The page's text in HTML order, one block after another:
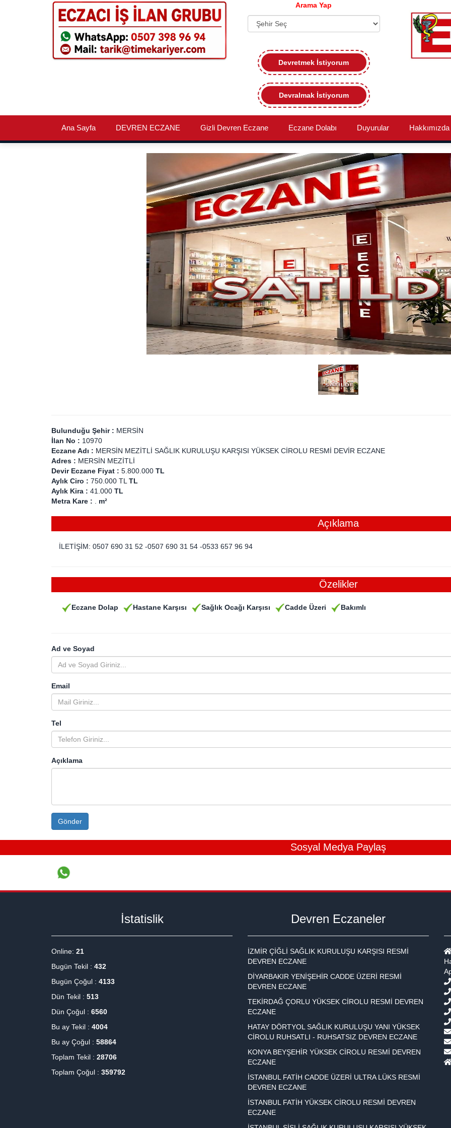
Arama Yap
Devretmek İstiyorum
Devralmak İstiyorum
Ana Sayfa DEVREN ECZANE Gizli Devren Eczane Eczane Dolabı Duyurular Hakkımızda
Bulunduğu Şehir : MERSİN
İlan No : 10970
Eczane Adı : MERSİN MEZİTLİ SAĞLIK KURULUŞU KARŞISI YÜKSEK CİROLU RESMİ DEVİR ECZANE
Adres : MERSİN MEZİTLİ
Devir Eczane Fiyat : 5.800.000 TL
Aylık Ciro : 750.000 TL TL
Aylık Kira : 41.000 TL
Metra Kare :
m²
Açıklama
İLETİŞİM: 0507 690 31 52 -0507 690 31 54 -0533 657 96 94
Özelikler
Eczane Dolap Hastane Karşısı Sağlık Ocağı Karşısı Cadde Üzeri Bakımlı
Ad ve Soyad
Email
Tel
Açıklama
Gönder
Sosyal Medya Paylaş
İstatislik
Online: 21
Bugün Tekil : 432
Bugün Çoğul : 4133
Dün Tekil : 513
Dün Çoğul : 6560
Bu ay Tekil : 4004
Bu ay Çoğul : 58864
Toplam Tekil : 28706
Toplam Çoğul : 359792
Devren Eczaneler
İZMİR ÇİĞLİ SAĞLIK KURULUŞU KARŞISI RESMİ
DEVREN ECZANE
DİYARBAKIR YENİŞEHİR CADDE ÜZERİ RESMİ
DEVREN ECZANE
TEKİRDAĞ ÇORLU YÜKSEK CİROLU RESMİ DEVREN
ECZANE
HATAY DÖRTYOL SAĞLIK KURULUŞU YANI YÜKSEK
CİROLU RUHSATLI - RUHSATSIZ DEVREN ECZANE
KONYA BEYŞEHİR YÜKSEK CİROLU RESMİ DEVREN
ECZANE
İSTANBUL FATİH CADDE ÜZERİ ULTRA LÜKS RESMİ
DEVREN ECZANE
İSTANBUL FATİH YÜKSEK CİROLU RESMİ DEVREN
ECZANE